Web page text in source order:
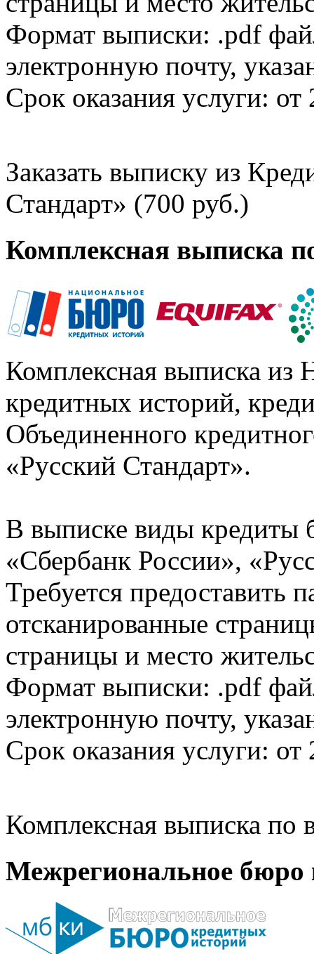
Формат выписки: .pdf
электронную почту,
Срок оказания услуги: от
Заказать выписку из
Стандарт» (700 руб.)
Комплексная выписка
Комплексная выписка из
кредитных историй,
Объединенного
«Русский Стандарт».
В выписке виды кредиты
«Сбербанк России»,
Требуется предоставить
отсканированные
страницы и место
Формат выписки: .pdf
электронную почту,
Срок оказания услуги: от
Комплексная выписка
Межрегиональное бюро